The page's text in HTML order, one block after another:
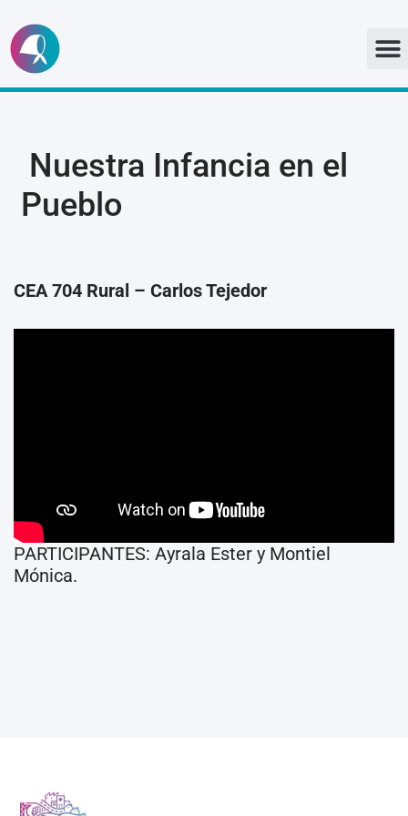
Ir
al
Nuestra Infancia en el
Pueblo
CEA 704 Rural – Carlos Tejedor
PARTICIPANTES: Ayrala Ester y Montiel
Mónica.